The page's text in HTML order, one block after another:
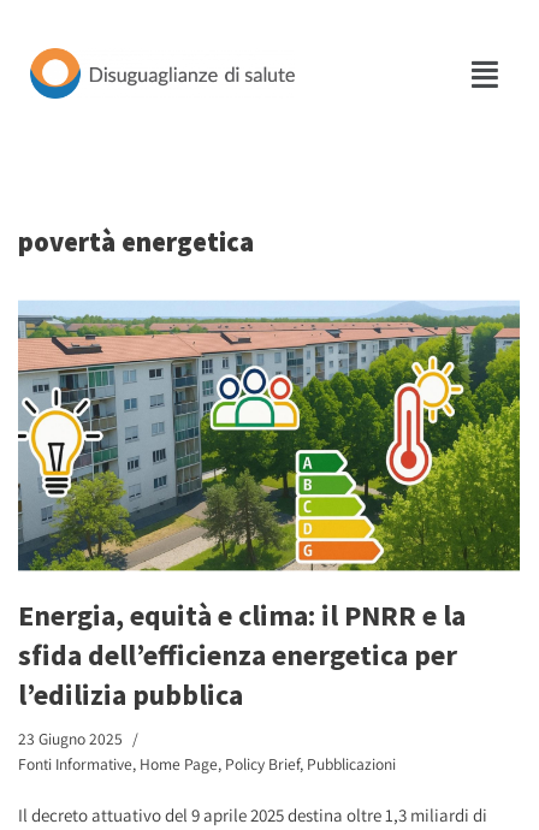
Vai
povertà energetica
Energia, equità e clima: il PNRR e la
sfida dell’efficienza energetica per
l’edilizia pubblica
23 Giugno 2025
Fonti Informative, Home Page, Policy Brief, Pubblicazioni
Il decreto attuativo del 9 aprile 2025 destina oltre 1,3 miliardi di